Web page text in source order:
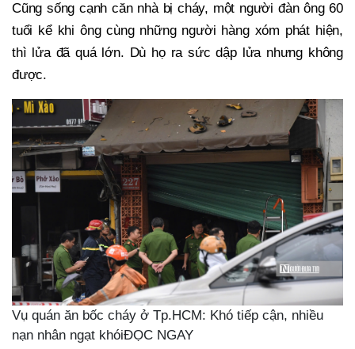
Cũng sống cạnh căn nhà bị cháy, một người đàn ông 60
tuổi kể khi ông cùng những người hàng xóm phát hiện,
thì lửa đã quá lớn. Dù họ ra sức dập lửa nhưng không
được.
Vụ quán ăn bốc cháy ở Tp.HCM: Khó tiếp cận, nhiều
nạn nhân ngạt khóiĐỌC NGAY